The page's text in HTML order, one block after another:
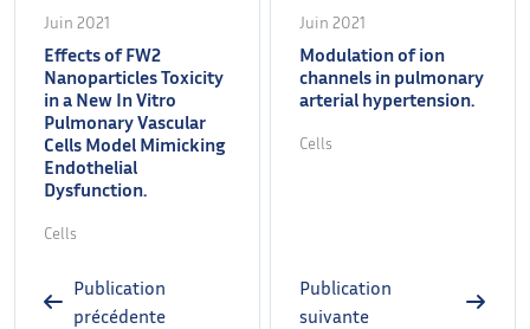
Juin 2021
Effects of FW2
Nanoparticles Toxicity
in a New In Vitro
Pulmonary Vascular
Cells Model Mimicking
Endothelial
Dysfunction.
Cells
Publication
précédente
Juin 2021
Modulation of ion
channels in pulmonary
arterial hypertension.
Cells
Publication
suivante